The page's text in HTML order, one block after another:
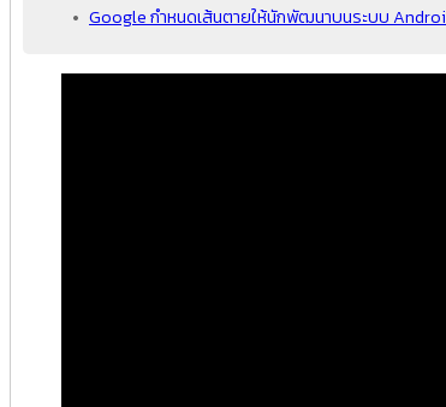
Google กำหนดเส้นตายให้นักพัฒนาบนระบบ